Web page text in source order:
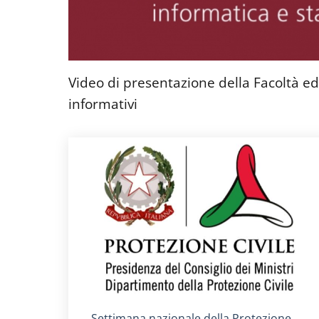
Video di presentazione della Facoltà
informativi